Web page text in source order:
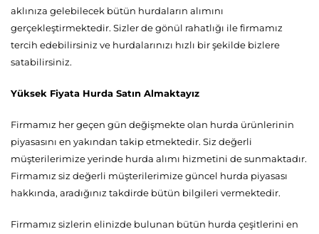
aklınıza gelebilecek bütün hurdaların alımını
gerçekleştirmektedir. Sizler de gönül rahatlığı ile firmamız
tercih edebilirsiniz ve hurdalarınızı hızlı bir şekilde bizlere
satabilirsiniz.
Yüksek Fiyata Hurda Satın Almaktayız
Firmamız her geçen gün değişmekte olan hurda ürünlerinin
piyasasını en yakından takip etmektedir. Siz değerli
müşterilerimize yerinde hurda alımı hizmetini de sunmaktadır.
Firmamız siz değerli müşterilerimize güncel hurda piyasası
hakkında, aradığınız takdirde bütün bilgileri vermektedir.
Firmamız sizlerin elinizde bulunan bütün hurda çeşitlerini en